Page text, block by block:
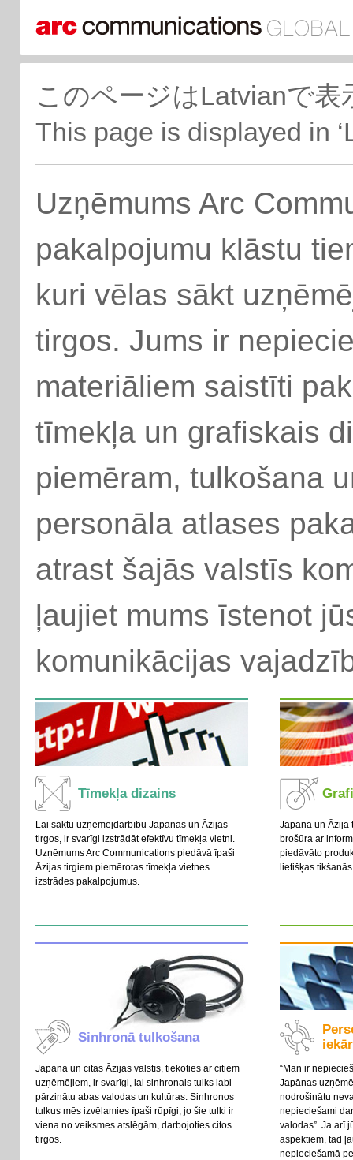
このページはLatvianで
This page is displayed in
Uzņēmums Arc
pakalpojumu klāstu
kuri vēlas sākt
tirgos. Jums ir
materiāliem saistīti
tīmekļa un grafiskais
piemēram, tulkošana
personāla atlases
atrast šajās valstīs
ļaujiet mums īstenot
komunikācijas
Tīmekļa dizains
Lai sāktu uzņēmējdarbību Japānas un Āzijas
tirgos, ir svarīgi izstrādāt efektīvu tīmekļa vietni.
Uzņēmums Arc Communications piedāvā īpaši
Āzijas tirgiem piemērotas tīmekļa vietnes
izstrādes pakalpojumus.
Japānā un Āzijā
brošūra ar
piedāvāto
lietišķas
Sinhronā tulkošana
Japānā un citās Āzijas valstīs, tiekoties ar citiem
uzņēmējiem, ir svarīgi, lai sinhronais tulks labi
pārzinātu abas valodas un kultūras. Sinhronos
tulkus mēs izvēlamies īpaši rūpīgi, jo šie tulki ir
viena no veiksmes atslēgām, darbojoties citos
tirgos.
“Man ir
Japānas
nodrošinātu
nepieciešami
valodas”. Ja arī
aspektiem, tad
nepieciešamā